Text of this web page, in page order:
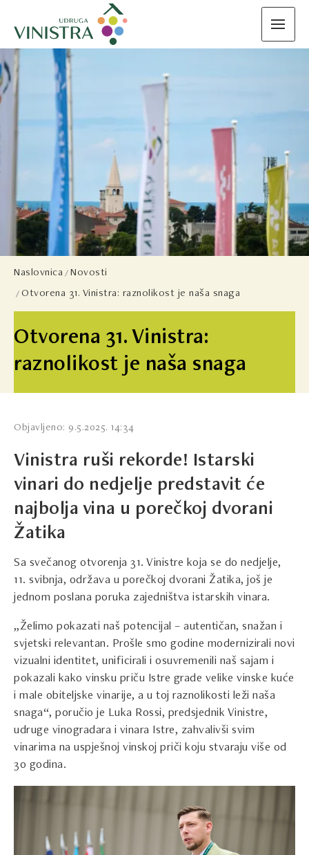
Otvorena 31. Vinistra:
raznolikost je naša snaga
Naslovnica
Novosti
Otvorena 31. Vinistra: raznolikost je naša snaga
Objavljeno: 9.5.2025. 14:34
Vinistra ruši rekorde! Istarski
vinari do nedjelje predstavit će
najbolja vina u porečkoj dvorani
Žatika
Sa svečanog otvorenja 31. Vinistre koja se do nedjelje,
11. svibnja, održava u porečkoj dvorani Žatika, još je
jednom poslana poruka zajedništva istarskih vinara.
„Želimo pokazati naš potencijal – autentičan, snažan i
svjetski relevantan. Prošle smo godine modernizirali novi
vizualni identitet, unificirali i osuvremenili naš sajam i
pokazali kako vinsku priču Istre grade velike vinske kuće
i male obiteljske vinarije, a u toj raznolikosti leži naša
snaga“, poručio je Luka Rossi, predsjednik Vinistre,
udruge vinogradara i vinara Istre, zahvalivši svim
vinarima na uspješnoj vinskoj priči koju stvaraju više od
30 godina.